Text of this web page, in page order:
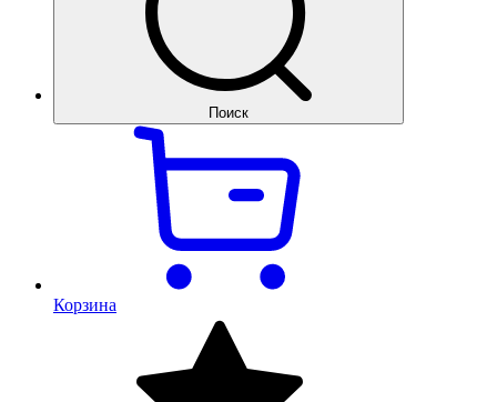
Поиск
Корзина